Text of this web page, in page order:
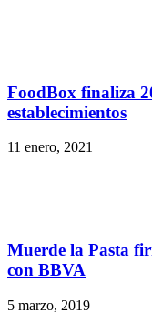
FoodBox finaliza
establecimientos
11 enero, 2021
Muerde la Pasta
con BBVA
5 marzo, 2019